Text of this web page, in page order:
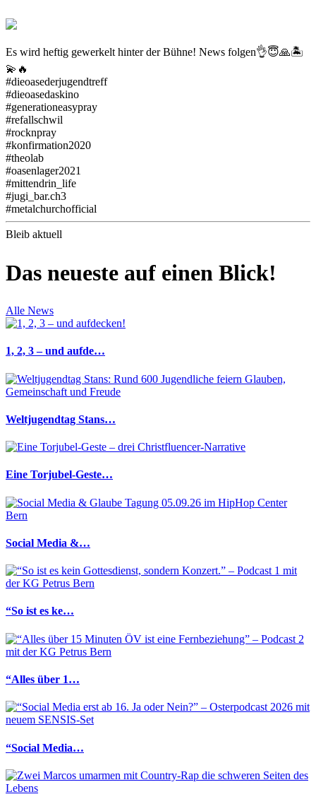
Es wird heftig gewerkelt hinter der Bühne! News folgen👌😇🙏🏝
💫🔥
#dieoasederjugendtreff
#dieoasedaskino
#generationeasypray
#refallschwil
#rocknpray
#konfirmation2020
#theolab
#oasenlager2021
#mittendrin_life
#jugi_bar.ch3
#metalchurchofficial
Bleib aktuell
Das neueste auf einen Blick!
Alle News
1, 2, 3 – und aufde…
Weltjugendtag Stans…
Eine Torjubel-Geste…
Social Media &…
“So ist es ke…
“Alles über 1…
“Social Media…